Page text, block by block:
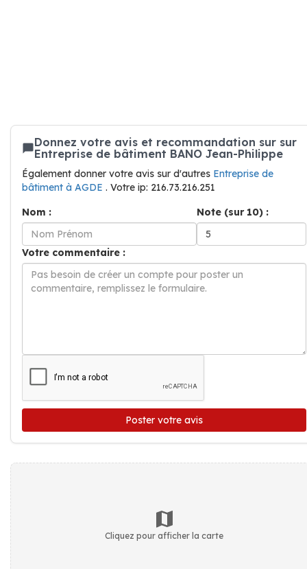
Donnez votre avis et recommandation sur sur
Entreprise de bâtiment BANO Jean-Philippe
Également donner votre avis sur d'autres Entreprise de
bâtiment à AGDE . Votre ip: 216.73.216.251
Nom :
Note (sur 10) :
Votre commentaire :
Poster votre avis
Cliquez pour afficher la carte